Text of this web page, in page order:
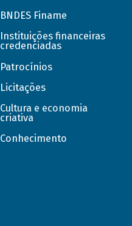
BNDES Finame
Instituições financeiras
credenciadas
Patrocínios
Licitações
Cultura e economia
criativa
Conhecimento